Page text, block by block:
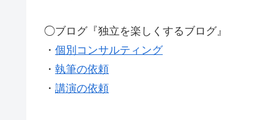
◯ブログ『独立を楽しくするブログ』
・ 個別コンサルティング
・ 執筆の依頼
・ 講演の依頼